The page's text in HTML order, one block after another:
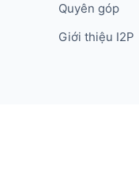
Quyên góp
Giới thiệu I2P